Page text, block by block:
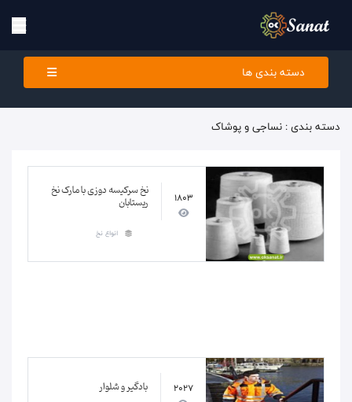
دسته بندی ها
دسته بندی : نساجی و پوشاک
1803 نخ سرکیسه دوزی با مارک نخ
ریستابان
انواع نخ
2027 بادگیر و شلوار